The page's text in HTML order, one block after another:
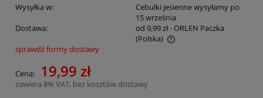
Wysyłka w:
Cebulki jesienne wysyłamy po
15 września
Dostawa:
od 9,99 zł- ORLEN Paczka
(Polska)
Cena nie zawiera ewentualnych kosztów płatności
sprawdź formy dostawy
Cena: 19,99 zł
zawiera 8% VAT, bez kosztów dostawy